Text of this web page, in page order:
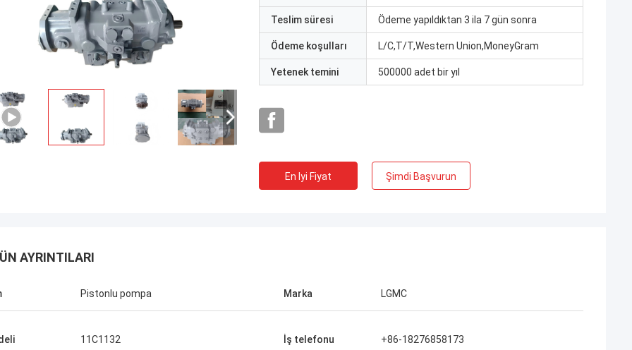
Teslim süresi Ödeme yapıldıktan 3 ila 7 gün sonra
Ödeme koşulları L/C,T/T,Western Union,MoneyGram
Yetenek temini 500000 adet bir yıl
En Iyi Fiyat Şimdi Başvurun
AYRINTILARI
Pistonlu pompa Marka LGMC
11C1132 İş telefonu +86-18276858173